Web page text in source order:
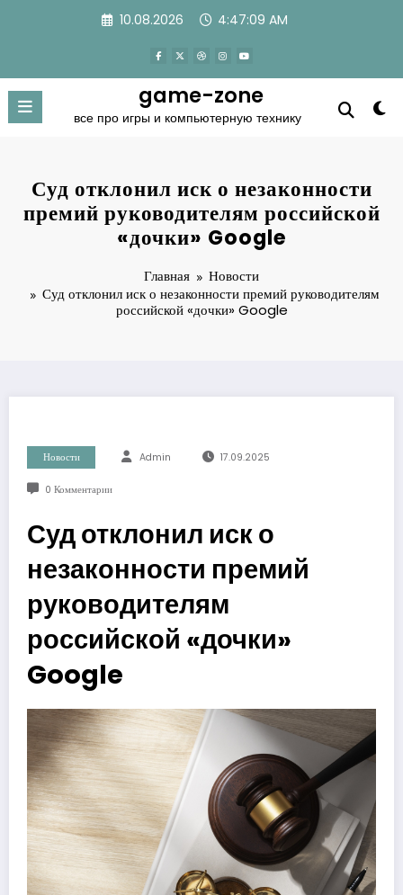
10.08.2026 4:47:10 AM
game-zone
все про игры и компьютерную технику
Суд отклонил иск о незаконности
премий руководителям российской
«дочки» Google
Главная
Новости
Суд отклонил иск о незаконности премий руководителям
российской «дочки» Google
Новости Admin 17.09.2025
0 Комментарии
Суд отклонил иск о
незаконности премий
руководителям
российской «дочки»
Google